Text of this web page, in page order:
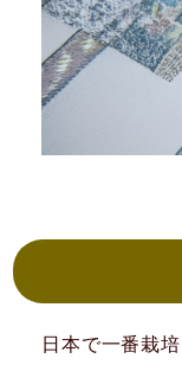
日本で一番栽